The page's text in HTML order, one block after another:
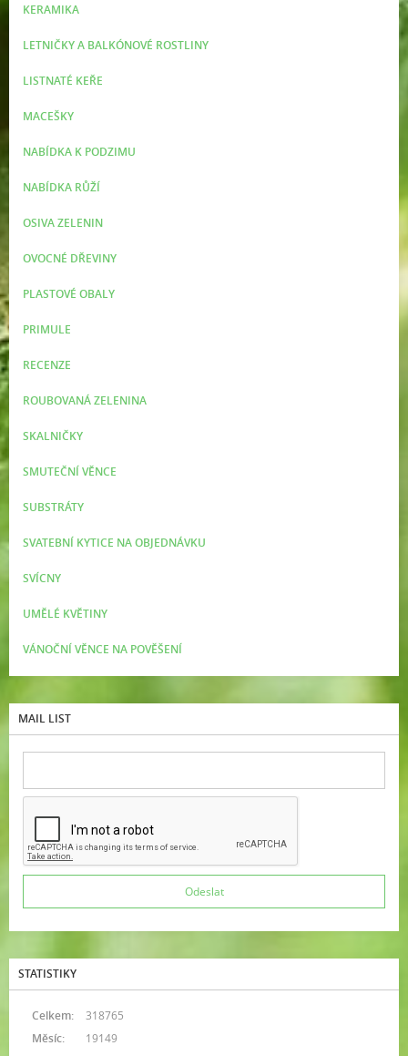
KERAMIKA
LETNIČKY A BALKÓNOVÉ ROSTLINY
LISTNATÉ KEŘE
MACEŠKY
NABÍDKA K PODZIMU
NABÍDKA RŮŽÍ
OSIVA ZELENIN
OVOCNÉ DŘEVINY
PLASTOVÉ OBALY
PRIMULE
RECENZE
ROUBOVANÁ ZELENINA
SKALNIČKY
SMUTEČNÍ VĚNCE
SUBSTRÁTY
SVATEBNÍ KYTICE NA OBJEDNÁVKU
SVÍCNY
UMĚLÉ KVĚTINY
VÁNOČNÍ VĚNCE NA POVĚŠENÍ
MAIL LIST
STATISTIKY
Celkem:
318765
Měsíc:
19149